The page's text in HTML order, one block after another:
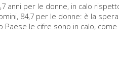
anni per le donne, in calo
84,7 per le donne: è la
le cifre sono in calo,